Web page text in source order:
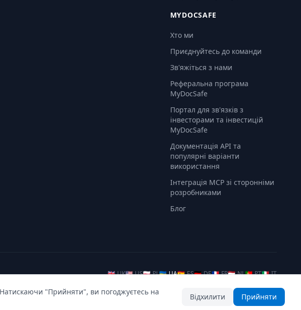
MYDOCSAFE
Хто ми
Приєднуйтесь до команди
Зв'яжіться з нами
Реферальна програма
MyDocSafe
Портал для зв'язків з
інвесторами та інвестицій
MyDocSafe
Документація API та
популярні варіанти
використання
Інтеграція MCP зі сторонніми
розробниками
Блог
🇬🇧 UK🇺🇸 US🇵🇱 PL🇺🇦 UA🇪🇸 ES🇩🇪 DE🇫🇷 FR🇳🇱 NL🇵🇹 PT🇮🇹 IT
"Прийняти", ви погоджуєтесь на
Відхилити Прийняти